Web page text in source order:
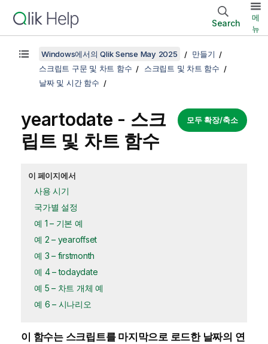
Search
메
뉴
Windows에서의 Qlik Sense May 2025
만들기
스크립트 구문 및 차트 함수
스크립트 및 차트 함수
날짜 및 시간 함수
모두 확장/축소
yeartodate - 스크
립트 및 차트 함수
이 페이지에서
사용 시기
국가별 설정
예 1 – 기본 예
예 2 – yearoffset
예 3 – firstmonth
예 4 – todaydate
예 5 – 차트 개체 예
예 6 – 시나리오
이 함수는 스크립트를 마지막으로 로드한 날짜의 연